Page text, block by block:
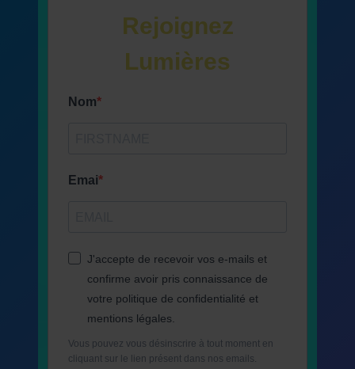
Rejoignez
Lumières
Nom
Emai
J'accepte de recevoir vos e-mails et
confirme avoir pris connaissance de
votre politique de confidentialité et
mentions légales.
Vous pouvez vous désinscrire à tout moment en
cliquant sur le lien présent dans nos emails.